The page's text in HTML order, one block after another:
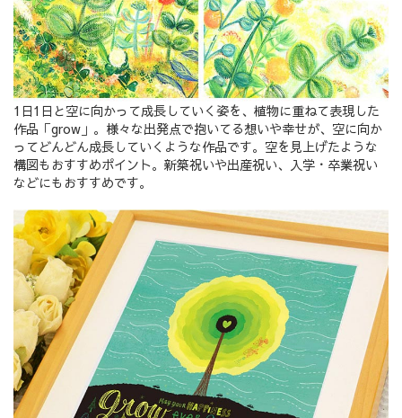
1日1日と空に向かって成長していく姿を、植物に重ねて表現した
作品「grow」。様々な出発点で抱いてる想いや幸せが、空に向か
ってどんどん成長していくような作品です。空を見上げたような
構図もおすすめポイント。新築祝いや出産祝い、入学・卒業祝い
などにもおすすめです。